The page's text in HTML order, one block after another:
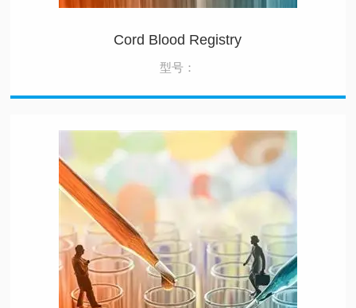
Cord Blood Registry
型号：